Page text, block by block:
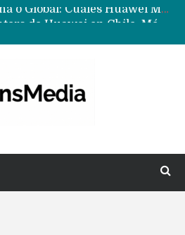
Data Centers de Huawei en Chile, México, Brasil,Perú y Argentina podrían verse afectados por arremetida de EE.UU